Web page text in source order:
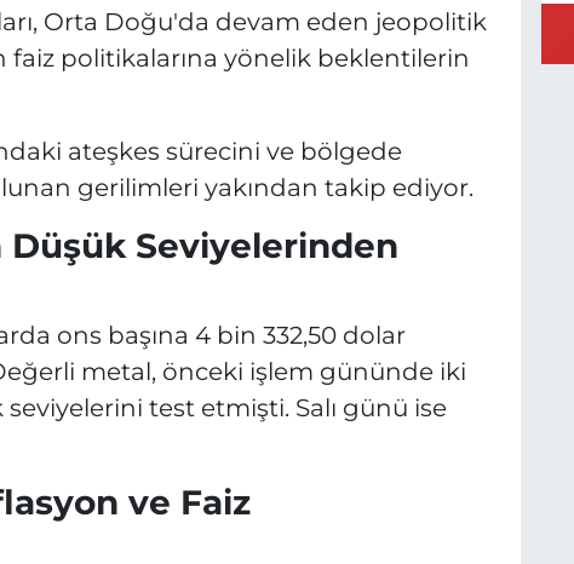
Orta Doğu'da devam eden jeopolitik
faiz politikalarına yönelik beklentilerin
ateşkes sürecini ve bölgede
gerilimleri yakından takip ediyor.
Düşük Seviyelerinden
ons başına 4 bin 332,50 dolar
metal, önceki işlem gününde iki
test etmişti. Salı günü ise
ve Faiz